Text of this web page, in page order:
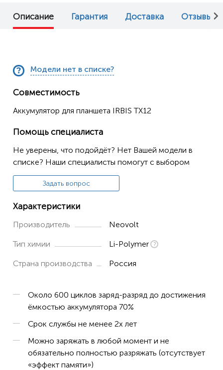
Описание Гарантия Доставка Отзывы (0)
Модели нет в списке?
Совместимость
Аккумулятор для планшета IRBIS TX12
Помощь специалиста
Не уверены, что подойдёт? Нет Вашей модели в
списке? Наши специалисты помогут с выбором
Задать вопрос
Характеристики
Производитель Neovolt
Тип химии Li-Polymer
Страна производства Россия
Около 600 циклов заряд-разряд до достижения
ёмкостью аккумулятора 70%
Срок службы не менее 2х лет
Можно заряжать в любой момент и не
обязательно полностью разряжать (отсутствует
«эффект памяти»)